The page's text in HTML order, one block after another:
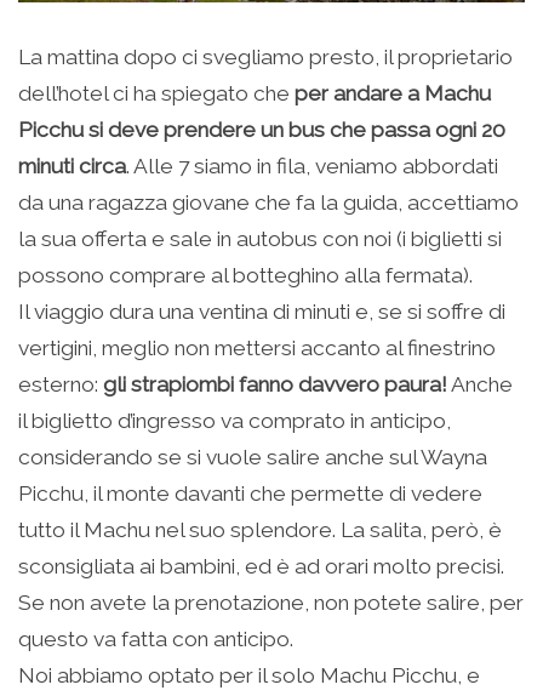
La mattina dopo ci svegliamo presto, il proprietario
dell’hotel ci ha spiegato che per andare a Machu
Picchu si deve prendere un bus che passa ogni 20
minuti circa. Alle 7 siamo in fila, veniamo abbordati
da una ragazza giovane che fa la guida, accettiamo
la sua offerta e sale in autobus con noi (i biglietti si
possono comprare al botteghino alla fermata).
Il viaggio dura una ventina di minuti e, se si soffre di
vertigini, meglio non mettersi accanto al finestrino
esterno: gli strapiombi fanno davvero paura! Anche
il biglietto d’ingresso va comprato in anticipo,
considerando se si vuole salire anche sul Wayna
Picchu, il monte davanti che permette di vedere
tutto il Machu nel suo splendore. La salita, però, è
sconsigliata ai bambini, ed è ad orari molto precisi.
Se non avete la prenotazione, non potete salire, per
questo va fatta con anticipo.
Noi abbiamo optato per il solo Machu Picchu, e